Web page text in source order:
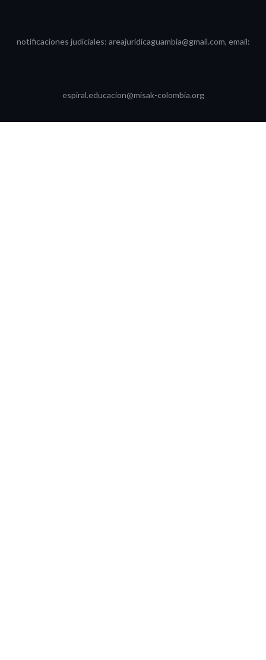
notificaciones judiciales: areajuridicaguambia@gmail.com, email:
espiral.educacion@misak-colombia.org